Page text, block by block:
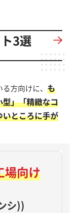
3選
る方向けに、も
」「精緻なコ
ところに手が
場向け
シ))